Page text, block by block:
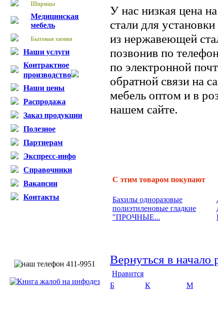
Шприцы
Медицинская
мебель
Бытовая химия
Наши услуги
Контрактное
производство
Наши цены
Распродажа
Заказ продукции
Полезное
Партнерам
Экспресс-инфо
Справочники
Вакансии
Контакты
У нас низкая цена
стали для
из нержавеющей
позвонив по
по электронной
обратной связи на
мебель оптом и в
нашем сайте.
С этим товаром покупают
Бахилы одноразовые
полиэтиленовые гладкие
"ПРОЧНЫЕ...
Вернуться в начало
Нравится
Б
К М